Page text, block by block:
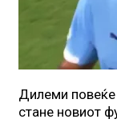
Дилеми
стане новиот